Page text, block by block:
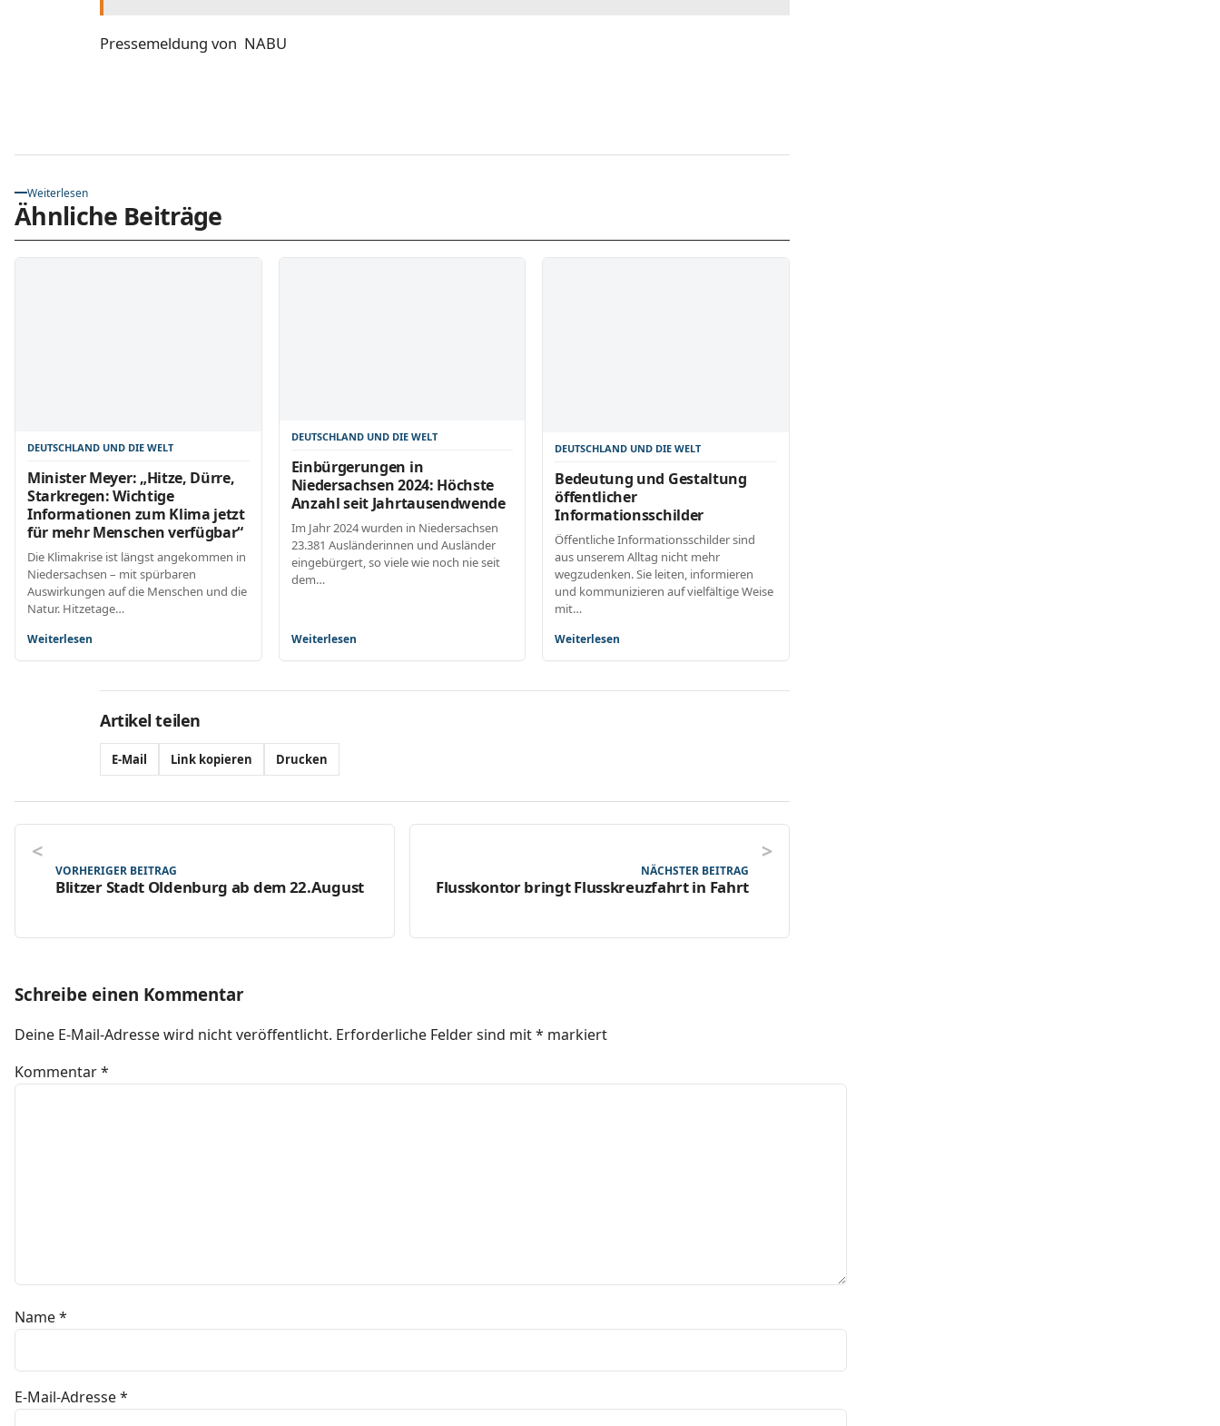
Pressemeldung von NABU
Weiterlesen
Ähnliche Beiträge
DEUTSCHLAND UND DIE WELT
Minister Meyer: „Hitze, Dürre,
Starkregen: Wichtige
Informationen zum Klima jetzt
für mehr Menschen verfügbar“
Die Klimakrise ist längst angekommen in
Niedersachsen – mit spürbaren
Auswirkungen auf die Menschen und die
Natur. Hitzetage…
Weiterlesen
DEUTSCHLAND UND DIE WELT
Einbürgerungen in
Niedersachsen 2024: Höchste
Anzahl seit Jahrtausendwende
Im Jahr 2024 wurden in Niedersachsen
23.381 Ausländerinnen und Ausländer
eingebürgert, so viele wie noch nie seit
dem…
Weiterlesen
DEUTSCHLAND UND DIE WELT
Bedeutung und Gestaltung
öffentlicher
Informationsschilder
Öffentliche Informationsschilder sind
aus unserem Alltag nicht mehr
wegzudenken. Sie leiten, informieren
und kommunizieren auf vielfältige Weise
mit…
Weiterlesen
Artikel teilen
E-Mail Link kopieren Drucken
VORHERIGER BEITRAG
Blitzer Stadt Oldenburg ab dem 22.August
NÄCHSTER BEITRAG
Flusskontor bringt Flusskreuzfahrt in Fahrt
Schreibe einen Kommentar
Deine E-Mail-Adresse wird nicht veröffentlicht. Erforderliche Felder sind mit* markiert
Kommentar*
Name*
E-Mail-Adresse*